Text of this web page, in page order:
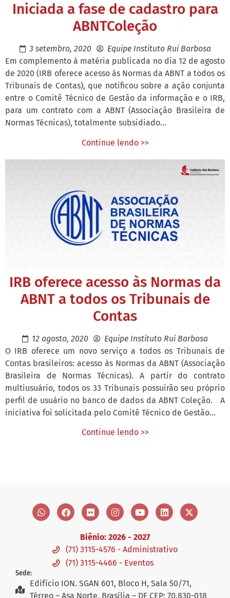
Iniciada a fase de cadastro para
ABNTColeção
3 setembro, 2020
Equipe Instituto Rui Barbosa
Em complemento à matéria publicada no dia 12 de agosto
de 2020 (IRB oferece acesso às Normas da ABNT a todos os
Tribunais de Contas), que notificou sobre a ação conjunta
entre o Comitê Técnico de Gestão da informação e o IRB,
para um contrato com a ABNT (Associação Brasileira de
Normas Técnicas), totalmente subsidiado...
Continue lendo >>
IRB oferece acesso às Normas da
ABNT a todos os Tribunais de
Contas
12 agosto, 2020
Equipe Instituto Rui Barbosa
O IRB oferece um novo serviço a todos os Tribunais de
Contas brasileiros: acesso às Normas da ABNT (Associação
Brasileira de Normas Técnicas). A partir do contrato
multiusuário, todos os 33 Tribunais possuirão seu próprio
perfil de usuário no banco de dados da ABNT Coleção. A
iniciativa foi solicitada pelo Comitê Técnico de Gestão...
Continue lendo >>
Biênio: 2026 - 2027
(71) 3115-4576 - Administrativo
(71) 3115-4466 - Eventos
Sede:
Edifício ION. SGAN 601, Bloco H, Sala 50/71,
Térreo – Asa Norte, Brasília – DF CEP: 70.830-018